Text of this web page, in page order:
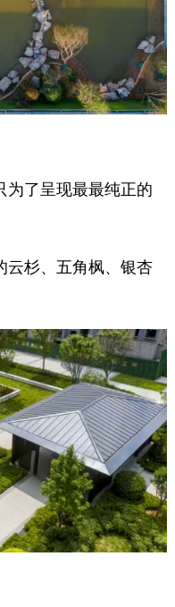
为了呈现最最纯正的
云杉、五角枫、银杏